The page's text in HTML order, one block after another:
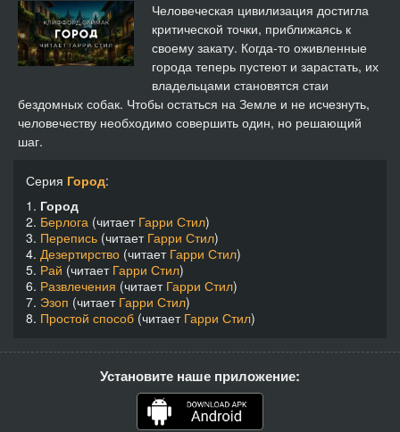
Человеческая цивилизация достигла
критической точки, приближаясь к
своему закату. Когда-то оживленные
города теперь пустеют и зарастать, их
владельцами становятся стаи
бездомных собак. Чтобы остаться на Земле и не исчезнуть,
человечеству необходимо совершить один, но решающий
шаг.
Серия Город:
1. Город
2. Берлога (читает Гарри Стил)
3. Перепись (читает Гарри Стил)
4. Дезертирство (читает Гарри Стил)
5. Рай (читает Гарри Стил)
6. Развлечения (читает Гарри Стил)
7. Эзоп (читает Гарри Стил)
8. Простой способ (читает Гарри Стил)
Установите наше приложение: